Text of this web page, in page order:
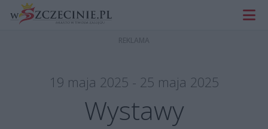
19 maja 2025 - 25 maja 2025
Wystawy